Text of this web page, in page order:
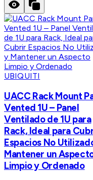
UBIQUITI
UACC Rack Mount
Vented 1U – Panel
Ventilado de 1U para
Rack, Ideal para
Espacios No
Mantener un
Limpio y Ordenado